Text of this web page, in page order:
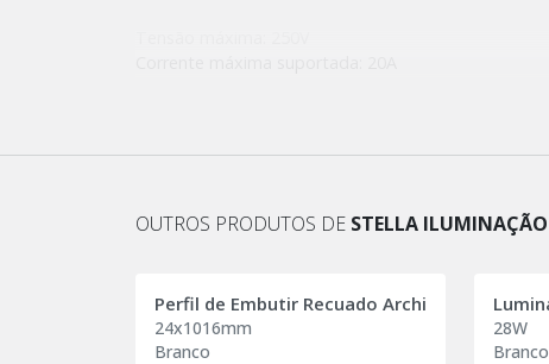
Material predominante: Policarbonato
OUTROS PRODUTOS DE STELLA ILUMINAÇÃO
Perfil de Embutir Recuado Archi
24x1016mm
Branco
28W
Branco